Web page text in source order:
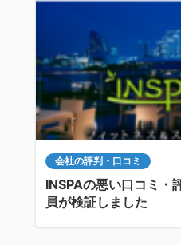
会社の評判・口コミ
INSPAの悪い口コミ・
員が検証しました